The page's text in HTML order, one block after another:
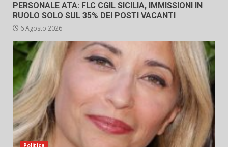
PERSONALE ATA: FLC CGIL SICILIA, IMMISSIONI IN
RUOLO SOLO SUL 35% DEI POSTI VACANTI
6 Agosto 2026